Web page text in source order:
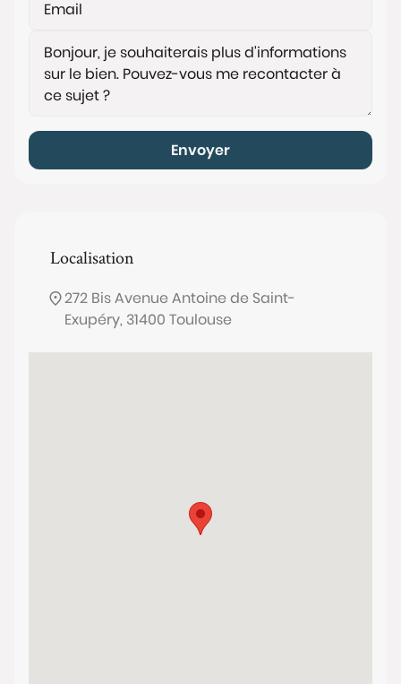
Envoyer
Localisation
272 Bis Avenue Antoine de Saint-
Exupéry, 31400 Toulouse